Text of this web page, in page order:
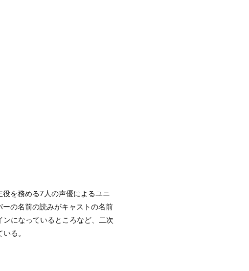
を務める7人の声優によるユニ
の名前の読みがキャストの名前
になっているところなど、二次
る。